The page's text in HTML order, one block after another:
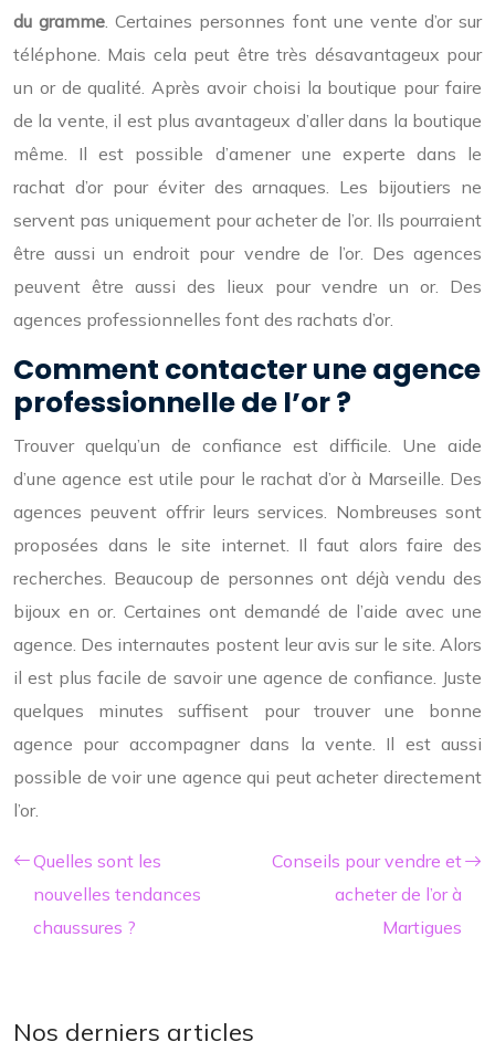
du gramme. Certaines personnes font une vente d’or sur
téléphone. Mais cela peut être très désavantageux pour
un or de qualité. Après avoir choisi la boutique pour faire
de la vente, il est plus avantageux d’aller dans la boutique
même. Il est possible d’amener une experte dans le
rachat d’or pour éviter des arnaques. Les bijoutiers ne
servent pas uniquement pour acheter de l’or. Ils pourraient
être aussi un endroit pour vendre de l’or. Des agences
peuvent être aussi des lieux pour vendre un or. Des
agences professionnelles font des rachats d’or.
Comment contacter une agence
professionnelle de l’or ?
Trouver quelqu’un de confiance est difficile. Une aide
d’une agence est utile pour le rachat d’or à Marseille. Des
agences peuvent offrir leurs services. Nombreuses sont
proposées dans le site internet. Il faut alors faire des
recherches. Beaucoup de personnes ont déjà vendu des
bijoux en or. Certaines ont demandé de l’aide avec une
agence. Des internautes postent leur avis sur le site. Alors
il est plus facile de savoir une agence de confiance. Juste
quelques minutes suffisent pour trouver une bonne
agence pour accompagner dans la vente. Il est aussi
possible de voir une agence qui peut acheter directement
l’or.
Quelles sont les
nouvelles tendances
chaussures ?
Conseils pour vendre et
acheter de l’or à
Martigues
Nos derniers articles